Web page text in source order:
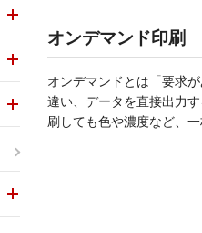
オンデマンド印刷
オンデマンドとは「要求
違い、データを直接出力
刷しても色や濃度など、